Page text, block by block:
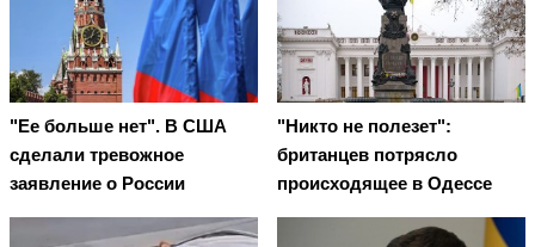
"Ее больше нет". В США
сделали тревожное
заявление о России
"Никто не полезет":
британцев потрясло
происходящее в Одессе